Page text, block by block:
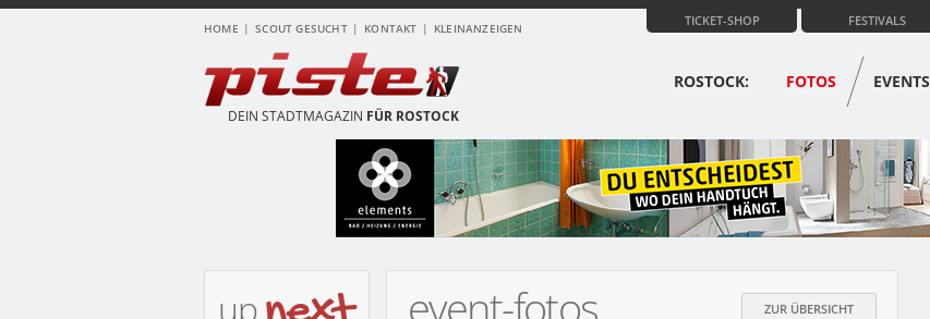
HOME SCOUT GESUCHT KONTAKT KLEINANZEIGEN FESTIVALS
TICKET-SHOP
DEIN STADTMAGAZIN FÜR ROSTOCK
ROSTOCK: FOTOS EVENTS
event-fotos ZUR ÜBERSICHT
up